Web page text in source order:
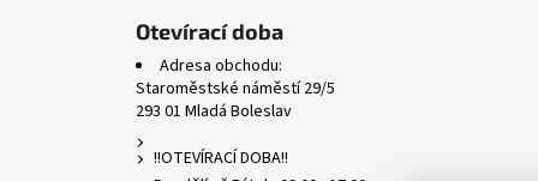
Otevírací doba
Adresa obchodu:
Staroměstské náměstí 29/5
293 01 Mladá Boleslav
!!OTEVÍRACÍ DOBA!!